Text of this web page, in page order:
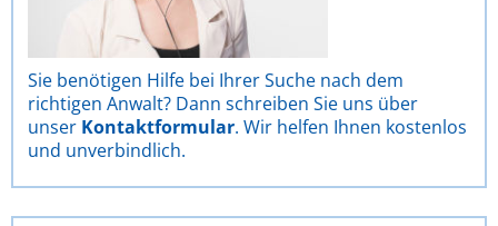
Sie benötigen Hilfe bei Ihrer Suche nach dem
richtigen Anwalt? Dann schreiben Sie uns über
unser Kontaktformular. Wir helfen Ihnen kostenlos
und unverbindlich.